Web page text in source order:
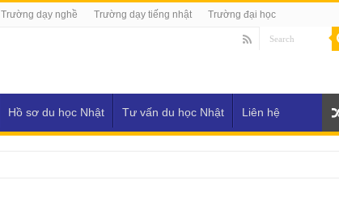
Trường dạy nghề Trường dạy tiếng nhật Trường đại học
Hồ sơ du học Nhật Tư vấn du học Nhật Liên hệ